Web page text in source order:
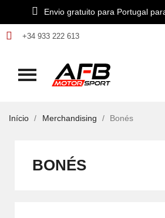
Envio gratuito para Portugal
+34 933 222 613
Início Merchandising Bonés
BONÉS